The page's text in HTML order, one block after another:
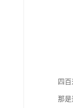
四
那是